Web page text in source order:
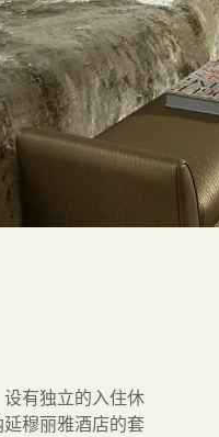
有独立的入住休
穆丽雅酒店的套